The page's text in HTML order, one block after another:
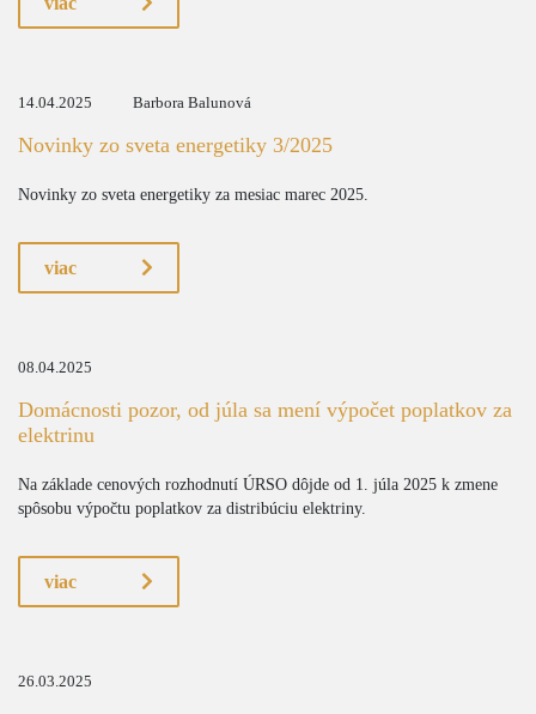
14.04.2025 Barbora Balunová
Novinky zo sveta energetiky 3/2025
Novinky zo sveta energetiky za mesiac marec 2025.
viac
08.04.2025
Domácnosti pozor, od júla sa mení výpočet poplatkov za
elektrinu
Na základe cenových rozhodnutí ÚRSO dôjde od 1. júla 2025 k zmene
spôsobu výpočtu poplatkov za distribúciu elektriny.
viac
26.03.2025